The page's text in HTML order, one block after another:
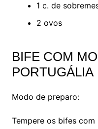
1 c. de
2 ovos
BIFE COM
PORTUGÁLIA
Modo de preparo:
Tempere os bifes com